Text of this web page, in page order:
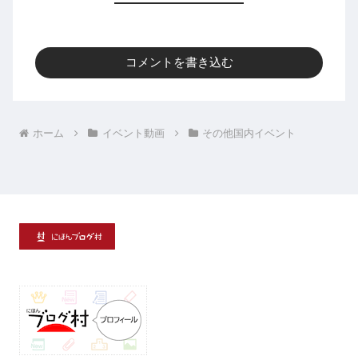
コメントを書き込む
ホーム イベント動画 その他国内イベント